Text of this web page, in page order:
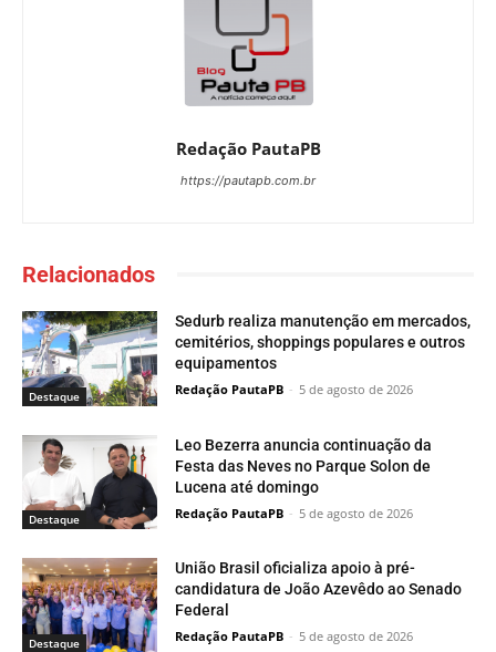
Redação PautaPB
https://pautapb.com.br
Relacionados
Destaque
Sedurb realiza manutenção em mercados,
cemitérios, shoppings populares e outros
equipamentos
Redação PautaPB - 5 de agosto de 2026
Destaque
Leo Bezerra anuncia continuação da
Festa das Neves no Parque Solon de
Lucena até domingo
Redação PautaPB - 5 de agosto de 2026
Destaque
União Brasil oficializa apoio à pré-
candidatura de João Azevêdo ao Senado
Federal
Redação PautaPB - 5 de agosto de 2026